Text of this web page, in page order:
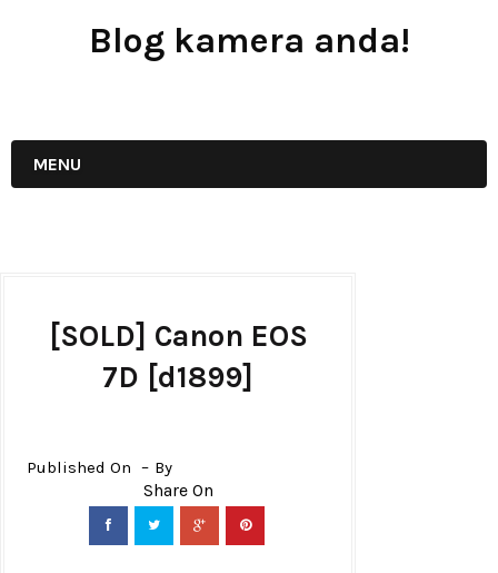
Blog kamera anda!
MENU
[SOLD] Canon EOS
7D [d1899]
Published On By